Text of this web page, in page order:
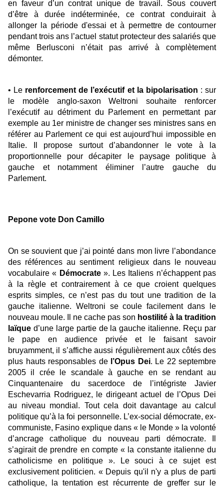
en faveur d’un contrat unique de travail. Sous couvert
d’être à durée indéterminée, ce contrat conduirait à
allonger la période d'essai et à permettre de contourner
pendant trois ans l’actuel statut protecteur des salariés que
même Berlusconi n’était pas arrivé à complètement
démonter.
• Le renforcement de l’exécutif et la bipolarisation : sur
le modèle anglo-saxon Weltroni souhaite renforcer
l’exécutif au détriment du Parlement en permettant par
exemple au 1er ministre de changer ses ministres sans en
référer au Parlement ce qui est aujourd’hui impossible en
Italie. Il propose surtout d’abandonner le vote à la
proportionnelle pour décapiter le paysage politique à
gauche et notamment éliminer l’autre gauche du
Parlement.
Pepone vote Don Camillo
On se souvient que j’ai pointé dans mon livre l’abondance
des références au sentiment religieux dans le nouveau
vocabulaire « Démocrate». Les Italiens n’échappent pas
à la règle et contrairement à ce que croient quelques
esprits simples, ce n’est pas du tout une tradition de la
gauche italienne. Weltroni se coule facilement dans le
nouveau moule. Il ne cache pas son hostilité à la tradition
laïque d’une large partie de la gauche italienne. Reçu par
le pape en audience privée et le faisant savoir
bruyamment, il s’affiche aussi régulièrement aux côtés des
plus hauts responsables de l’Opus Dei. Le 22 septembre
2005 il crée le scandale à gauche en se rendant au
Cinquantenaire du sacerdoce de l’intégriste Javier
Eschevarria Rodriguez, le dirigeant actuel de l’Opus Dei
au niveau mondial. Tout cela doit davantage au calcul
politique qu’à la foi personnelle. L’ex-social démocrate, ex-
communiste, Fasino explique dans « le Monde » la volonté
d’ancrage catholique du nouveau parti démocrate. Il
s’agirait de prendre en compte « la constante italienne du
catholicisme en politique ». Le souci à ce sujet est
exclusivement politicien. « Depuis qu'il n'y a plus de parti
catholique, la tentation est récurrente de greffer sur le